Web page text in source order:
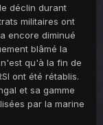
déclin durant
militaires ont
encore diminué
blâmé la
qu'à la fin de
ont été rétablis.
et sa gamme
par la marine